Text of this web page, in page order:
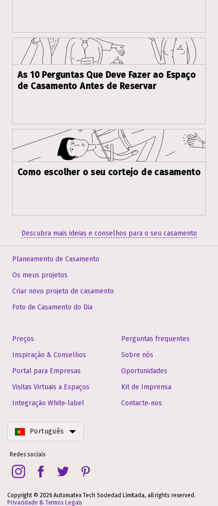
As 10 Perguntas Que Deve Fazer ao Espaço
de Casamento Antes de Reservar
Como escolher o seu cortejo de casamento
Descubra mais ideias e conselhos para o seu casamento
Planeamento de Casamento
Os meus projetos
Criar novo projeto de casamento
Foto de Casamento do Dia
Preços
Inspiração & Conselhos
Portal para Empresas
Visitas Virtuais a Espaços
Integração White‑label
Perguntas frequentes
Sobre nós
Oportunidades
Kit de Imprensa
Contacte‑nos
Português
Redes sociais
Copyright © 2026 Automatex Tech Sociedad Limitada, all rights reserved.
Privacidade & Termos Legais